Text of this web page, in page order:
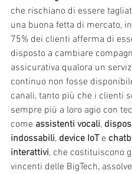
che rischiano di essere
una buona fetta di mercato,
75% dei clienti afferma di
disposto a cambiare
assicurativa qualora un
continuo non fosse
canali, tanto più che i clienti
sempre più a loro agio con
come assistenti vocali,
indossabili, device IoT e
interattivi, che costituiscono
vincenti delle BigTech,